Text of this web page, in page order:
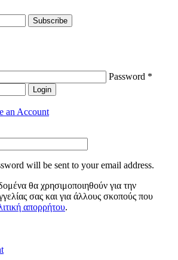
Password *
Login
an Account
will be sent to your email address.
θα χρησιμοποιηθούν για την
σας και για άλλους σκοπούς που
απορρήτου.